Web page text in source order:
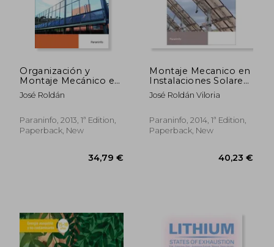
44,71 €
Organización y
Montaje Mecánico e
Hidráulico de
Instalaciones Solares
José Roldán
Paraninfo, 2013, 1ª Edition,
Paperback, New
Montaje Mecanico en
Instalaciones Solares
Fotovoltaicas (in
Spanish)
José Roldán Viloria
Paraninfo, 2014, 1ª Edition,
Paperback, New